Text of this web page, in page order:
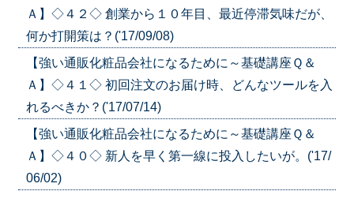
Ａ】◇４２◇ 創業から１０年目、最近停滞気味だが、
何か打開策は？('17/09/08)
【強い通販化粧品会社になるために～基礎講座Ｑ＆
Ａ】◇４１◇ 初回注文のお届け時、どんなツールを入
れるべきか？('17/07/14)
【強い通販化粧品会社になるために～基礎講座Ｑ＆
Ａ】◇４０◇ 新人を早く第一線に投入したいが。('17/
06/02)